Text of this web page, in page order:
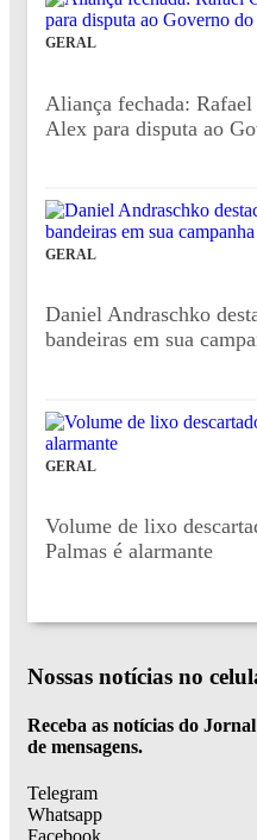
GERAL
Aliança fechada:
Alex para disputa ao
GERAL
Daniel Andraschko
bandeiras em sua
GERAL
Volume de lixo
Palmas é alarmante
Nossas notícias no
Receba as notícias do
de mensagens.
Telegram
Whatsapp